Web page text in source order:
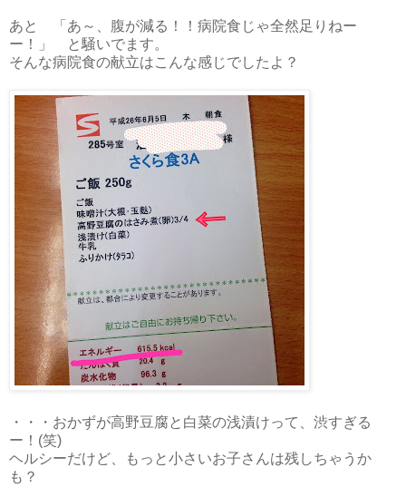
あと 「あ～、腹が減る！！病院食じゃ全然足りねー
ー！」 と騒いでます。
そんな病院食の献立はこんな感じでしたよ？
・・・おかずが高野豆腐と白菜の浅漬けって、渋すぎる
ー！(笑)
ヘルシーだけど、もっと小さいお子さんは残しちゃうか
も？